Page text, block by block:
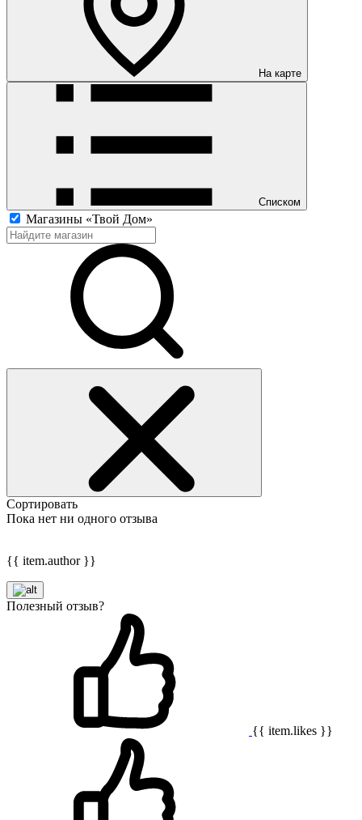
На карте
Списком
Магазины «Твой Дом»
Сортировать
Пока нет ни одного отзыва
{{ item.author }}
Полезный отзыв?
{{ item.likes }}